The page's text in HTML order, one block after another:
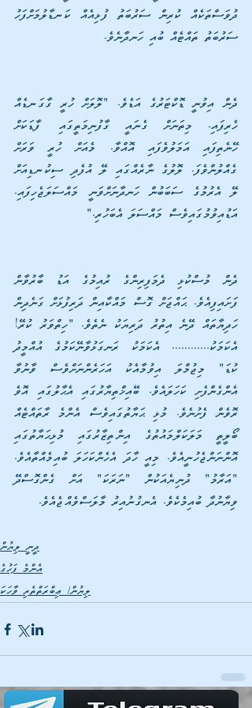
ސަރުބަތު ތައްޓެއް ބުއި ހަނދާނެވެ.
ހެރިފައި. މިތަނަށް ގެނައީ ގާފުނިމަތީގައި ފާޑަކަށް
ހޭނެތިފައި އަމަލުވެފައި އޮއްވާ. މެއަށް ހުރީ ވަރަށް
ގެއްލުންވެފަ. ލޮލުގެ ނާރެއްގައި ލޭ އުފެދި ސިކުނޑިއަށް
އަޑުއިވުމުގައިވެސް މައްސަލަ އެބަހުރި."
ދެން މުސްކުޅި ދެމަފިރިންގެ ރުއިމުގެ އަޑު ބާރުވާން
ފަށައިފިއެވެ. ޙައްޖަށް ގޮސް މައްކާއިން ދަރިފުޅަށް ގަނެދިން
އެކަމަކު............ އެކަމަކު ރަނގަޅުވާނޭކަމުގެ އުއްމީދު
ކުޑަ" މިޖުމްލަ އިވުމާއެކު އަހަރެންނަށްވެސް ވާނުވާ
އެންގެންފެށި ކަހަލައެވެ. ބޭއިޚްތިޔާރުގައި އެޙާލުގައި އޮވެ
"އަރާމު" ދުނިޔެއަކުން "ނަރަކަ" އަށް ގެންގޮސްދޭ
ވިޔާނުދާ ބުއިމެކެވެ. އެނގުނުއިރު މާލަސްވެއްޖެއެވެ.
ދީނީ ލިޔުން
އެންމެ ފަހުގެ
ލިޔުން/ ޢިބްރަތްތެރި ވާހަކަ